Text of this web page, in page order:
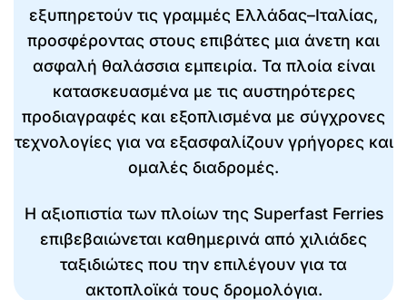
εξυπηρετούν τις γραμμές Ελλάδας–Ιταλίας,
προσφέροντας στους επιβάτες μια άνετη και
ασφαλή θαλάσσια εμπειρία. Τα πλοία είναι
κατασκευασμένα με τις αυστηρότερες
προδιαγραφές και εξοπλισμένα με σύγχρονες
τεχνολογίες για να εξασφαλίζουν γρήγορες και
ομαλές διαδρομές.
Η αξιοπιστία των πλοίων της Superfast Ferries
επιβεβαιώνεται καθημερινά από χιλιάδες
ταξιδιώτες που την επιλέγουν για τα
ακτοπλοϊκά τους δρομολόγια.